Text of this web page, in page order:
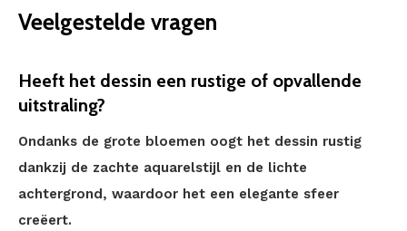
Veelgestelde vragen
Heeft het dessin een rustige of opvallende
uitstraling?
Ondanks de grote bloemen oogt het dessin rustig
dankzij de zachte aquarelstijl en de lichte
achtergrond, waardoor het een elegante sfeer
creëert.